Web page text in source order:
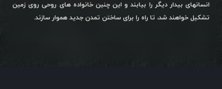
انسانهای بیدار دیگر را بیابند و این چنین خانواده های روحی روی زمین
تشکیل خواهند شد، تا راه را برای ساختن تمدن جدید هموار سازند.